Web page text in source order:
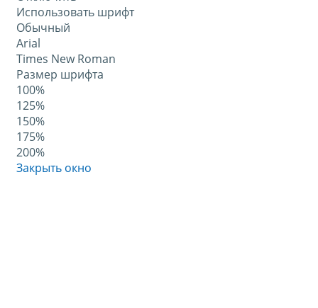
Использовать шрифт
Обычный
Arial
Times New Roman
Размер шрифта
100%
125%
150%
175%
200%
Закрыть окно